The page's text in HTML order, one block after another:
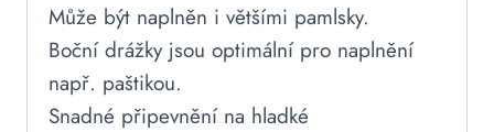
Může být naplněn i většími pamlsky.
Boční drážky jsou optimální pro naplnění
např. paštikou.
Snadné připevnění na hladké